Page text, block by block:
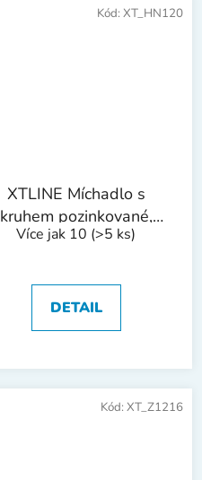
XTLINE Míchadlo s
kruhem pozinkované,
šestihranná stopka |
Více jak 10 (>5 ks)
DETAIL
Kód: XT_HN120
Kód: XT_Z1216